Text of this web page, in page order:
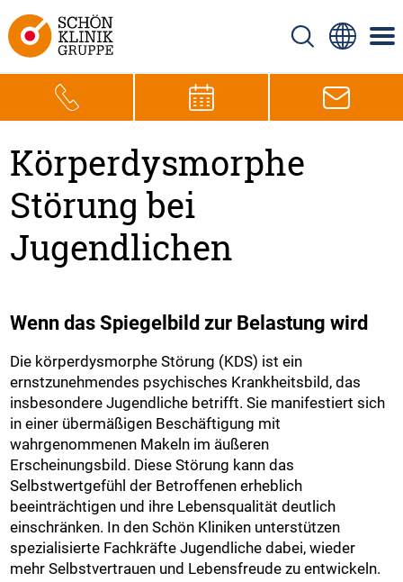
Körperdysmorphe
Störung bei
Jugendlichen
Wenn das Spiegelbild zur Belastung wird
Die körperdysmorphe Störung (KDS) ist ein
ernstzunehmendes psychisches Krankheitsbild, das
insbesondere Jugendliche betrifft. Sie manifestiert sich
in einer übermäßigen Beschäftigung mit
wahrgenommenen Makeln im äußeren
Erscheinungsbild. Diese Störung kann das
Selbstwertgefühl der Betroffenen erheblich
beeinträchtigen und ihre Lebensqualität deutlich
einschränken. In den Schön Kliniken unterstützen
spezialisierte Fachkräfte Jugendliche dabei, wieder
mehr Selbstvertrauen und Lebensfreude zu entwickeln.